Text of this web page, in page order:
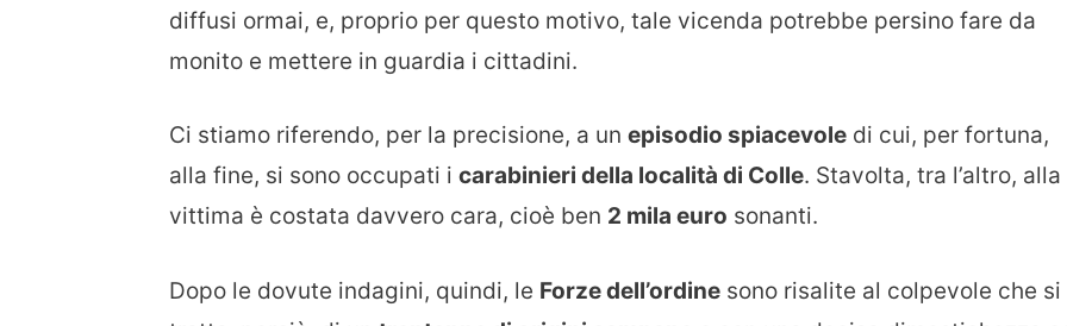
diffusi ormai, e, proprio per questo motivo, tale vicenda potrebbe persino fare da
monito e mettere in guardia i cittadini.
Ci stiamo riferendo, per la precisione, a un episodio spiacevole di cui, per fortuna,
alla fine, si sono occupati i carabinieri della località di Colle. Stavolta, tra l’altro, alla
vittima è costata davvero cara, cioè ben 2 mila euro sonanti.
Dopo le dovute indagini, quindi, le Forze dell’ordine sono risalite al colpevole che si